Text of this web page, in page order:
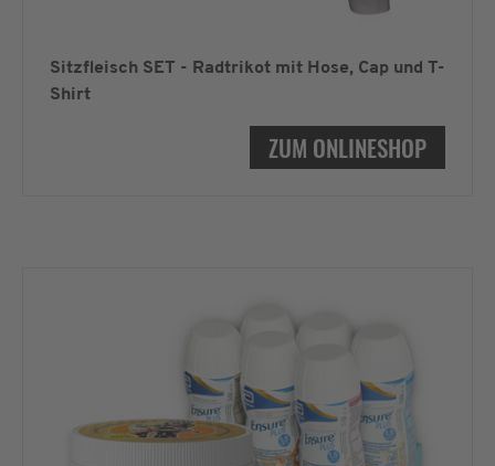
Sitzfleisch SET - Radtrikot mit Hose, Cap und T-
Shirt
ZUM ONLINESHOP